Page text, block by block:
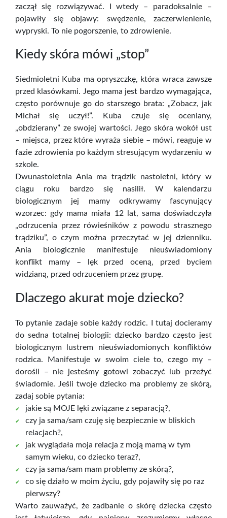
zaczął się rozwiązywać. I wtedy – paradoksalnie –
pojawiły się objawy: swędzenie, zaczerwienienie,
wypryski. To nie pogorszenie, to zdrowienie.
Kiedy skóra mówi „stop”
Siedmioletni Kuba ma opryszczkę, która wraca zawsze
przed klasówkami. Jego mama jest bardzo wymagająca,
często porównuje go do starszego brata: „Zobacz, jak
Michał się uczył!”. Kuba czuje się oceniany,
„obdzierany” ze swojej wartości. Jego skóra wokół ust
– miejsca, przez które wyraża siebie – mówi, reaguje w
fazie zdrowienia po każdym stresującym wydarzeniu w
szkole.
Dwunastoletnia Ania ma trądzik nastoletni, który w
ciągu roku bardzo się nasilił. W kalendarzu
biologicznym jej mamy odkrywamy fascynujący
wzorzec: gdy mama miała 12 lat, sama doświadczyła
„odrzucenia przez rówieśników z powodu strasznego
trądziku”, o czym można przeczytać w jej dzienniku.
Ania biologicznie manifestuje nieuświadomiony
konflikt mamy – lęk przed oceną, przed byciem
widzianą, przed odrzuceniem przez grupę.
Dlaczego akurat moje dziecko?
To pytanie zadaje sobie każdy rodzic. I tutaj docieramy
do sedna totalnej biologii: dziecko bardzo często jest
biologicznym lustrem nieuświadomionych konfliktów
rodzica. Manifestuje w swoim ciele to, czego my –
dorośli – nie jesteśmy gotowi zobaczyć lub przeżyć
świadomie. Jeśli twoje dziecko ma problemy ze skórą,
zadaj sobie pytania:
jakie są MOJE lęki związane z separacją?,
czy ja sama/sam czuję się bezpiecznie w bliskich
relacjach?,
jak wyglądała moja relacja z moją mamą w tym
samym wieku, co dziecko teraz?,
czy ja sama/sam mam problemy ze skórą?,
co się działo w moim życiu, gdy pojawiły się po raz
pierwszy?
Warto zauważyć, że zadbanie o skórę dziecka często